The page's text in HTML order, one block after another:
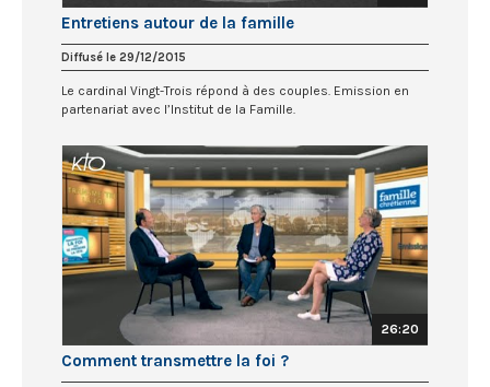
Entretiens autour de la famille
Diffusé le 29/12/2015
Le cardinal Vingt-Trois répond à des couples. Emission en
partenariat avec l’Institut de la Famille.
26:20
Comment transmettre la foi ?